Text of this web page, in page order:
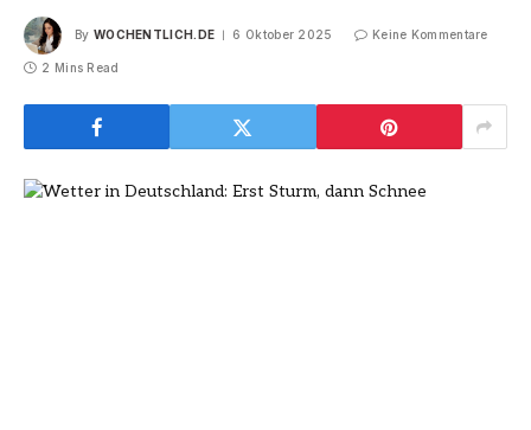
By WOCHENTLICH.DE 6 Oktober 2025 Keine Kommentare
2 Mins Read